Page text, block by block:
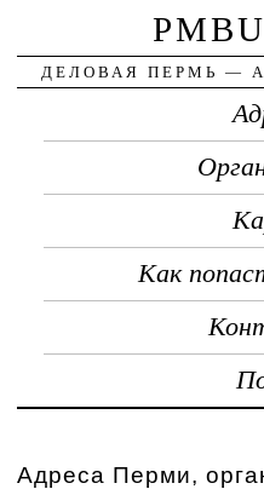
ДЕЛОВАЯ ПЕРМЬ —
Как
Адреса Перми,